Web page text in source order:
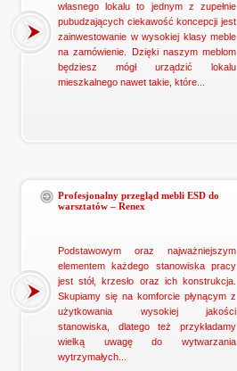
własnego lokalu to jednym z zupełnie
pubudzających ciekawość koncepcji jest
zainwestowanie w wysokiej klasy meble
na zamówienie. Dzięki naszym meblom
będziesz mógł urządzić lokalu
mieszkalnego nawet takie, które...
Profesjonalny przegląd mebli ESD do
warsztatów – Renex
Podstawowym oraz najważniejszym
elementem każdego stanowiska pracy
jest stół, krzesło oraz ich konstrukcja.
Skupiamy się na komforcie płynącym z
użytkowania wysokiej jakości
stanowiska, dlatego też przykładamy
wielką uwagę do wytwarzania
wytrzymałych...